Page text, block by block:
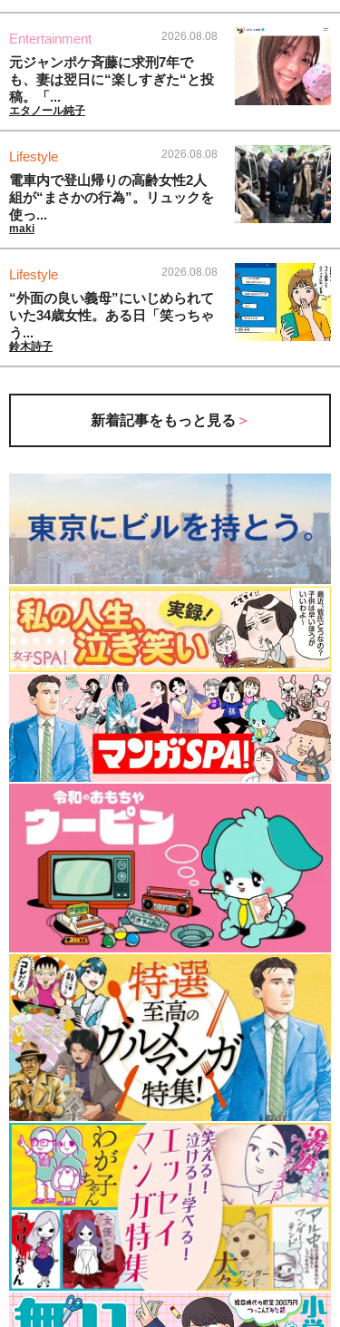
Entertainment 2026.08.08
元ジャンポケ斉藤に求刑7年で
も、妻は翌日に“楽しすぎた“と投
稿。「...
エタノール純子
Lifestyle 2026.08.08
電車内で登山帰りの高齢女性2人
組が“まさかの行為”。リュックを
使っ...
maki
Lifestyle 2026.08.08
“外面の良い義母”にいじめられて
いた34歳女性。ある日「笑っちゃ
う...
鈴木詩子
新着記事をもっと見る